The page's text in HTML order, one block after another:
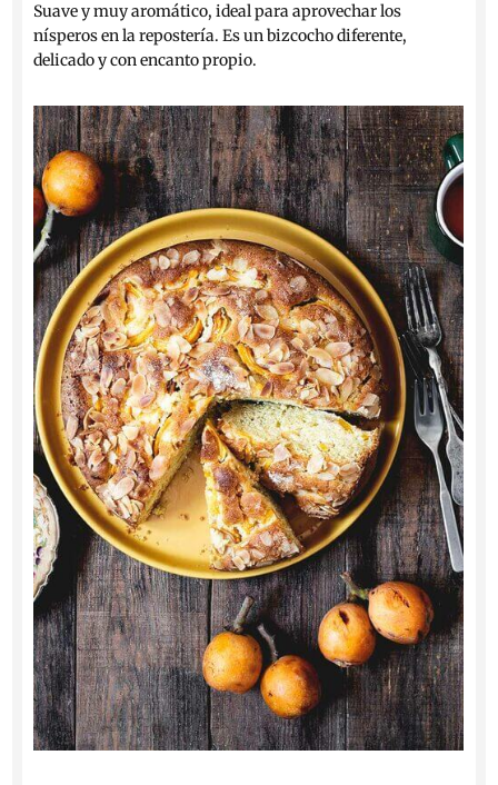
Suave y muy aromático, ideal para aprovechar los
nísperos en la repostería. Es un bizcocho diferente,
delicado y con encanto propio.